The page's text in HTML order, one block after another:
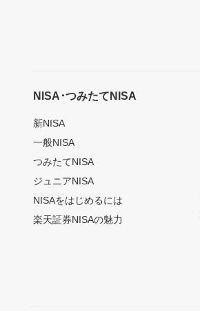
NISA･つみたてNISA
新NISA
一般NISA
つみたてNISA
ジュニアNISA
NISAをはじめるには
楽天証券NISAの魅力